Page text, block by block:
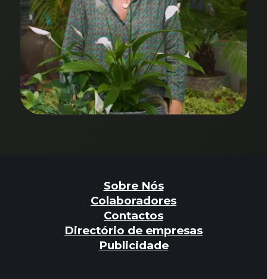
Sobre Nós
Colaboradores
Contactos
Directório de empresas
Publicidade